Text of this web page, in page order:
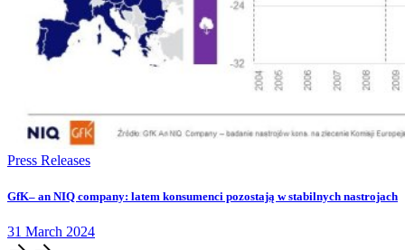
Press Releases
GfK– an NIQ company: latem konsumenci pozostają w stabilnych nastrojach
31 March 2024